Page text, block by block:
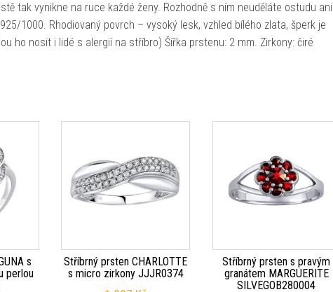
tak vynikne na ruce každé ženy. Rozhodně s ním neuděláte ostudu ani
1000. Rhodiovaný povrch – vysoký lesk, vzhled bílého zlata, šperk je
ho nosit i lidé s alergií na stříbro) Šířka prstenu: 2 mm. Zirkony: čiré
s
perlou
Stříbrný prsten CHARLOTTE
s micro zirkony JJJR0374
Stříbrný prsten s pravým
granátem MARGUERITE
SILVEGOB280004